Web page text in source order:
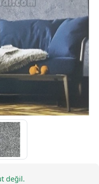
değil.